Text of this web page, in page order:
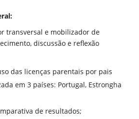
transversal e mobilizador de
discussão e reflexão
das licenças parentais por pais
em 3 países: Portugal, Estrongha
de resultados;